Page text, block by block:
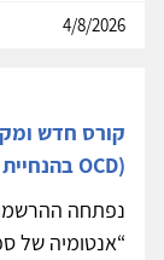
4/8/2026
OCD) בהנחיית הפסיכולוג גדעון פיין
“אנטומיה של